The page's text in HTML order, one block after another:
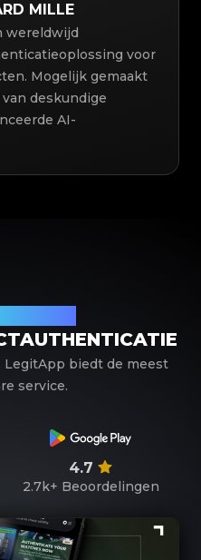
MILLE
wereldwijd
voor
Mogelijk gemaakt
deskundige
AI-
biedt de meest
service.
4.7
2.7k+ Beoordelingen